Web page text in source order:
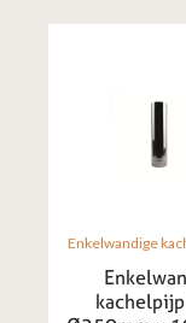
Enkelwandige
kachelpijp